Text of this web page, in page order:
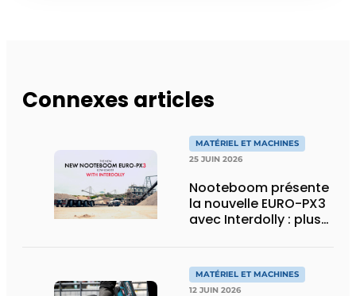
Connexes articles
MATÉRIEL ET MACHINES
25 JUIN 2026
Nooteboom présente
la nouvelle EURO-PX3
avec Interdolly : plus
transport spécial
MATÉRIEL ET MACHINES
12 JUIN 2026